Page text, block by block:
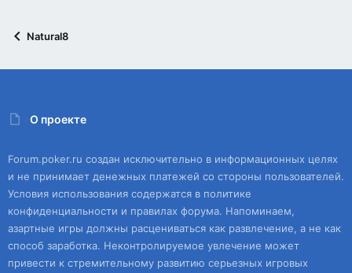
Natural8
О проекте
Forum.poker.ru создан исключительно в информационных целях
и не принимает денежных платежей со стороны пользователей.
Условия использования содержатся в политике
конфиденциальности и правилах форума. Напоминаем,
азартные игры должны расцениваться как развлечение, а не как
способ заработка. Неконтролируемое увлечение может
привести к стремительному развитию серьезных игровых